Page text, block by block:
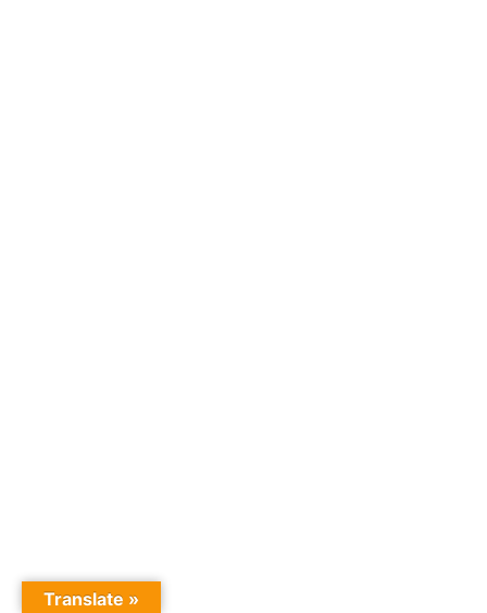
Translate »